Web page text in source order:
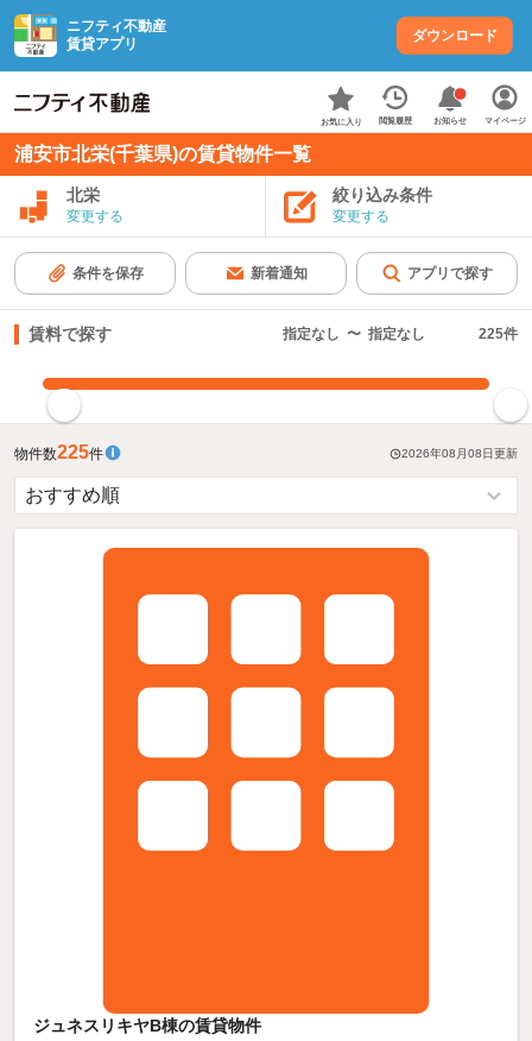
ニフティ不動産
賃貸アプリ
ダウンロード
お気に入り 閲覧履歴 お知らせ マイページ
浦安市北栄(千葉県)の賃貸物件一覧
北栄
変更する
絞り込み条件
変更する
条件を保存 新着通知 アプリで探す
賃料で探す 指定なし 〜 指定なし 225件
物件数225件 2026年08月08日更新
ジュネスリキヤB棟の賃貸物件